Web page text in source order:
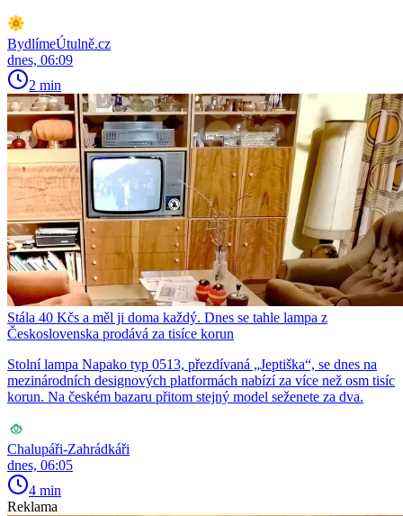
BydlímeÚtulně.cz
dnes, 06:09
2 min
Stála 40 Kčs a měl ji doma každý. Dnes se tahle lampa z
Československa prodává za tisíce korun
Stolní lampa Napako typ 0513, přezdívaná „Jeptiška“, se dnes na
mezinárodních designových platformách nabízí za více než osm tisíc
korun. Na českém bazaru přitom stejný model seženete za dva.
Chalupáři-Zahrádkáři
dnes, 06:05
4 min
Reklama